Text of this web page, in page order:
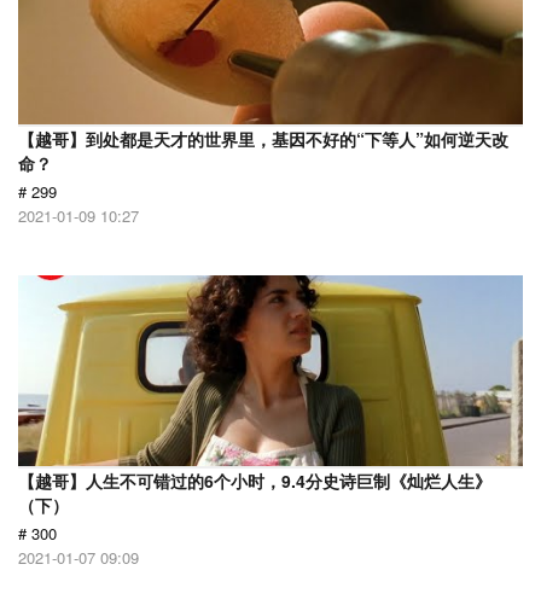
【越哥】到处都是天才的世界里，基因不好的“下等人”如何逆天改
命？
# 299
2021-01-09 10:27
【越哥】人生不可错过的6个小时，9.4分史诗巨制《灿烂人生》
（下）
# 300
2021-01-07 09:09